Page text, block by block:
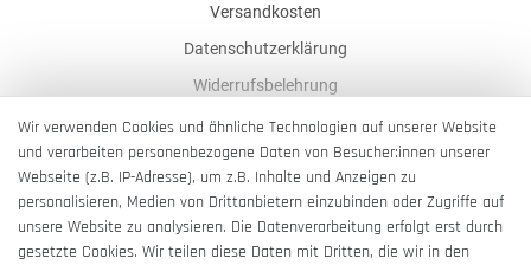
Versandkosten
Datenschutzerklärung
Widerrufsbelehrung
AGB
Impressum
Barrierefreiheitserklärung
Wir verwenden Cookies und ähnliche Technologien auf unserer Website
und verarbeiten personenbezogene Daten von Besucher:innen unserer
Webseite (z.B. IP-Adresse), um z.B. Inhalte und Anzeigen zu
personalisieren, Medien von Drittanbietern einzubinden oder Zugriffe auf
unsere Website zu analysieren. Die Datenverarbeitung erfolgt erst durch
gesetzte Cookies. Wir teilen diese Daten mit Dritten, die wir in den